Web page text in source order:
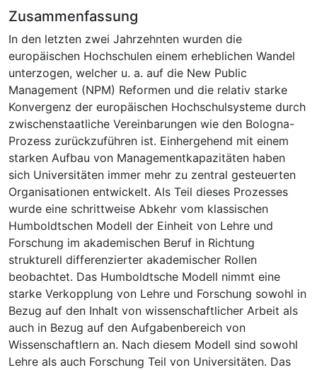
Zusammenfassung
In den letzten zwei Jahrzehnten wurden die
europäischen Hochschulen einem erheblichen Wandel
unterzogen, welcher u. a. auf die New Public
Management (NPM) Reformen und die relativ starke
Konvergenz der europäischen Hochschulsysteme durch
zwischenstaatliche Vereinbarungen wie den Bologna-
Prozess zurückzuführen ist. Einhergehend mit einem
starken Aufbau von Managementkapazitäten haben
sich Universitäten immer mehr zu zentral gesteuerten
Organisationen entwickelt. Als Teil dieses Prozesses
wurde eine schrittweise Abkehr vom klassischen
Humboldtschen Modell der Einheit von Lehre und
Forschung im akademischen Beruf in Richtung
strukturell differenzierter akademischer Rollen
beobachtet. Das Humboldtsche Modell nimmt eine
starke Verkopplung von Lehre und Forschung sowohl in
Bezug auf den Inhalt von wissenschaftlicher Arbeit als
auch in Bezug auf den Aufgabenbereich von
Wissenschaftlern an. Nach diesem Modell sind sowohl
Lehre als auch Forschung Teil von Universitäten. Das